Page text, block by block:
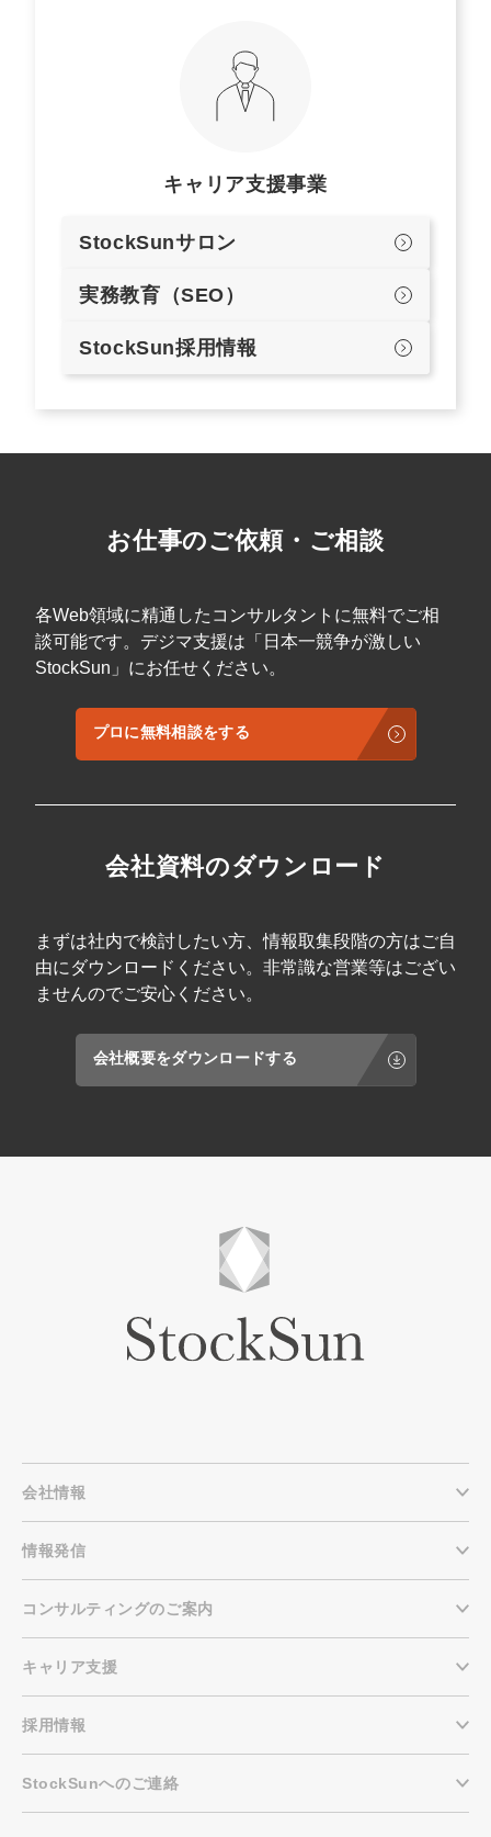
キャリア支援事業
StockSunサロン
実務教育（SEO）
StockSun採用情報
お仕事のご依頼・ご相談
各Web領域に精通したコンサルタントに無料でご相
談可能です。デジマ支援は「日本一競争が激しい
StockSun」にお任せください。
プロに無料相談をする
会社資料のダウンロード
まずは社内で検討したい方、情報取集段階の方はご自
由にダウンロードください。非常識な営業等はござい
ませんのでご安心ください。
会社概要をダウンロードする
会社情報
情報発信
コンサルティングのご案内
キャリア支援
採用情報
StockSunへのご連絡